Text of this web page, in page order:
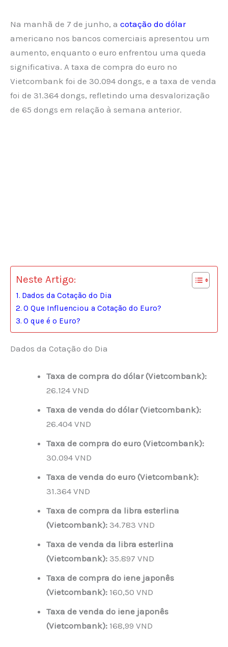
Na manhã de 7 de junho, a cotação do dólar
americano nos bancos comerciais apresentou um
aumento, enquanto o euro enfrentou uma queda
significativa. A taxa de compra do euro no
Vietcombank foi de 30.094 dongs, e a taxa de venda
foi de 31.364 dongs, refletindo uma desvalorização
de 65 dongs em relação à semana anterior.
Neste Artigo:
Dados da Cotação do Dia
O Que Influenciou a Cotação do Euro?
O que é o Euro?
Dados da Cotação do Dia
Taxa de compra do dólar (Vietcombank):
26.124 VND
Taxa de venda do dólar (Vietcombank):
26.404 VND
Taxa de compra do euro (Vietcombank):
30.094 VND
Taxa de venda do euro (Vietcombank):
31.364 VND
Taxa de compra da libra esterlina
(Vietcombank): 34.783 VND
Taxa de venda da libra esterlina
(Vietcombank): 35.897 VND
Taxa de compra do iene japonês
(Vietcombank): 160,50 VND
Taxa de venda do iene japonês
(Vietcombank): 168,99 VND